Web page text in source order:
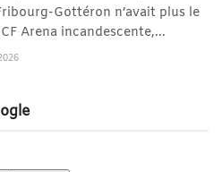
Gottéron n’avait plus le
Arena incandescente,...